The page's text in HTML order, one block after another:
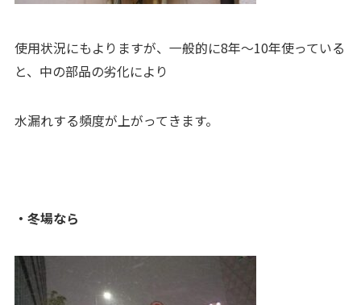
使用状況にもよりますが、一般的に8年～10年使っている
と、中の部品の劣化により
水漏れする頻度が上がってきます。
・冬場なら